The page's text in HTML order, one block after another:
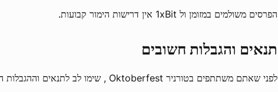
הפרסים משולמים במזומן ול 1xBit אין דרישות הימור קבועות.
תנאים והגבלות חשובים
לפני שאתם משתתפים בטורניר Oktoberfest , שימו לב לתנאים וההגבלות הבאים.